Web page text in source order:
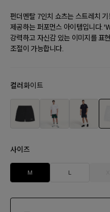
펀더멘탈 7인치 쇼츠는 스트레치
제공하는 퍼포먼스 아이템입니다.
강력하고 자신감 있는 이미지를 표
조절이 가능합니다.
컬러화이트
사이즈
M L